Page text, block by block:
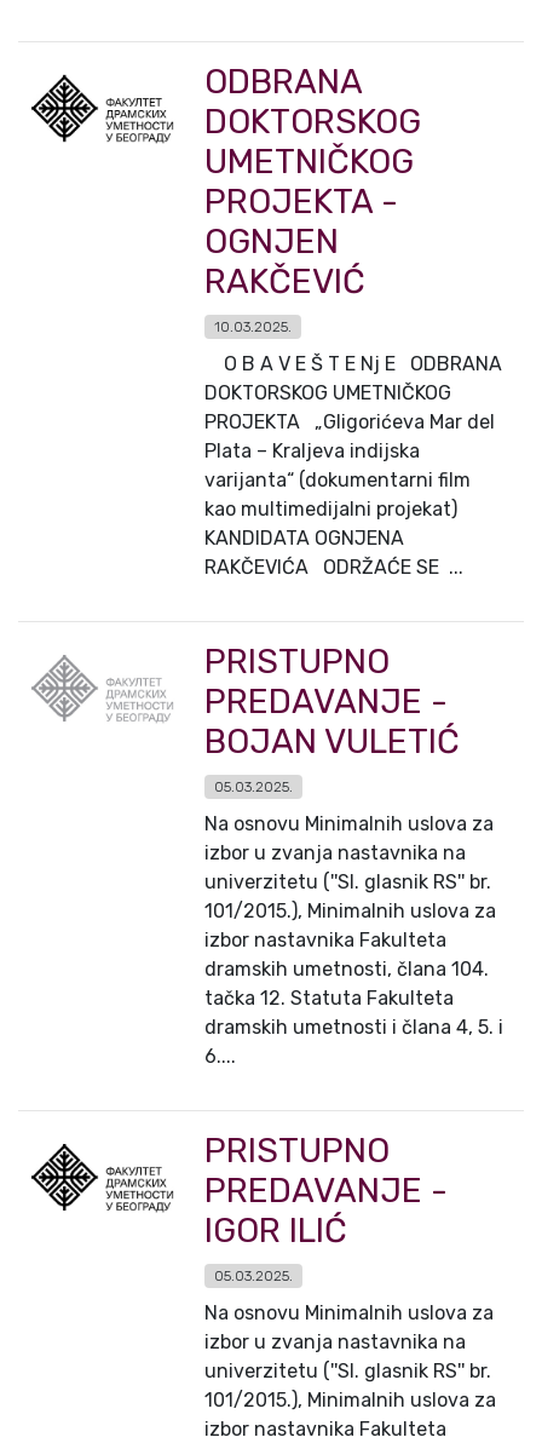
ODBRANA
DOKTORSKOG
UMETNIČKOG
PROJEKTA -
OGNJEN
RAKČEVIĆ
10.03.2025.
O B A V E Š T E Nj E ODBRANA
DOKTORSKOG UMETNIČKOG
PROJEKTA „Gligorićeva Mar del
Plata – Kraljeva indijska
varijanta“ (dokumentarni film
kao multimedijalni projekat)
KANDIDATA OGNJENA
RAKČEVIĆA ODRŽAĆE SE ...
PRISTUPNO
PREDAVANJE -
BOJAN VULETIĆ
05.03.2025.
Na osnovu Minimalnih uslova za
izbor u zvanja nastavnika na
univerzitetu (''Sl. glasnik RS'' br.
101/2015.), Minimalnih uslova za
izbor nastavnika Fakulteta
dramskih umetnosti, člana 104.
tačka 12. Statuta Fakulteta
dramskih umetnosti i člana 4, 5. i
6....
PRISTUPNO
PREDAVANJE -
IGOR ILIĆ
05.03.2025.
Na osnovu Minimalnih uslova za
izbor u zvanja nastavnika na
univerzitetu (''Sl. glasnik RS'' br.
101/2015.), Minimalnih uslova za
izbor nastavnika Fakulteta